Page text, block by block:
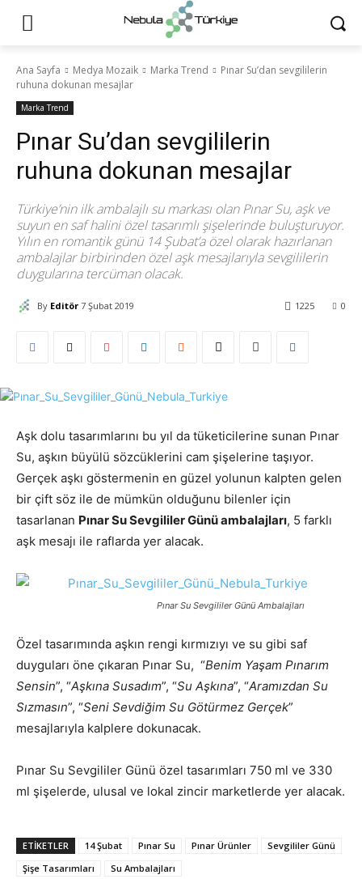
Ana Sayfa Medya Mozaik Marka Trend
Pınar Su’dan sevgililerin
ruhuna dokunan mesajlar
Marka Trend
Pınar Su’dan sevgililerin
ruhuna dokunan mesajlar
Türkiye’nin ilk ambalajlı su markası olan Pınar Su, aşk ve
suyun en saf halini özel tasarımlı şişelerinde buluşturuyor.
Yılın en romantik günü 14 Şubat’a özel olarak hazırlanan
ambalajlar birbirinden özel aşk mesajlarıyla sevgililerin
duygularına tercüman olacak.
By Editör 7 Şubat 2019 0
1225
Aşk dolu tasarımlarını bu yıl da tüketicilerine sunan Pınar
Su, aşkın büyülü sözcüklerini cam şişelerine taşıyor.
Gerçek aşkı göstermenin en güzel yolunun kalpten gelen
bir çift söz ile de mümkün olduğunu bilenler için
tasarlanan Pınar Su Sevgililer Günü ambalajları, 5 farklı
aşk mesajı ile raflarda yer alacak.
Pınar Su Sevgililer Günü Ambalajları
Özel tasarımında aşkın rengi kırmızıyı ve su gibi saf
duyguları öne çıkaran Pınar Su, “Benim Yaşam Pınarım
Sensin”, “Aşkına Susadım”, “Su Aşkına”, “Aramızdan Su
Sızmasın”, “Seni Sevdiğim Su Götürmez Gerçek”
mesajlarıyla kalplere dokunacak.
Pınar Su Sevgililer Günü özel tasarımları 750 ml ve 330
ml şişelerde, ulusal ve lokal zincir marketlerde yer alacak.
ETIKETLER 14 Şubat Pınar Su Pınar Ürünler
Sevgililer Günü
Şişe Tasarımları
Su Ambalajları